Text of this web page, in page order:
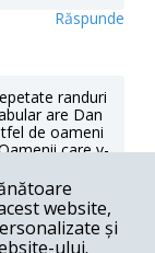
Răspunde
randuri
are Dan
de oameni
care v-
Răspunde
website,
și
ului.